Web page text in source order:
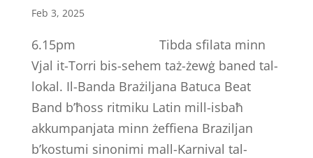
Feb 3, 2025
6.15pm Tibda sfilata minn
Vjal it-Torri bis-sehem taż-żewġ baned tal-
lokal. Il-Banda Brażiljana Batuca Beat
Band b’ħoss ritmiku Latin mill-isbaħ
akkumpanjata minn żeffiena Braziljan
b’kostumi sinonimi mall-Karnival tal-